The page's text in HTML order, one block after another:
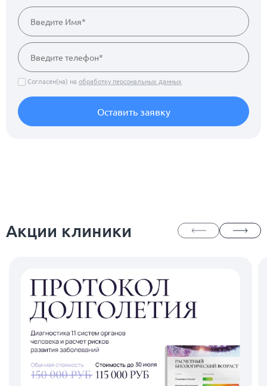
Согласен(на) на обработку персональных данных
Оставить заявку
Акции клиники